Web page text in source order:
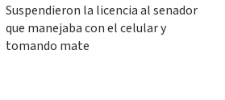
Suspendieron la licencia al senador
que manejaba con el celular y
tomando mate